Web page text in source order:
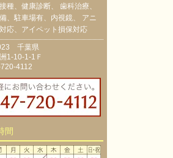
種、健康診断、 歯科治療、
、駐車場有、内視鏡、 アニ
応、アイペット損保対応
千葉県
1-10-1-1Ｆ
4112
間